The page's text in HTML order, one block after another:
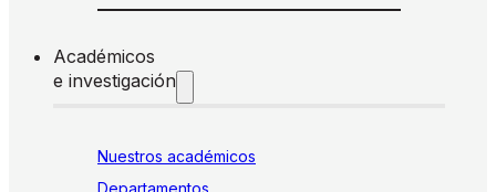
Académicos
e investigación
Nuestros académicos
Departamentos